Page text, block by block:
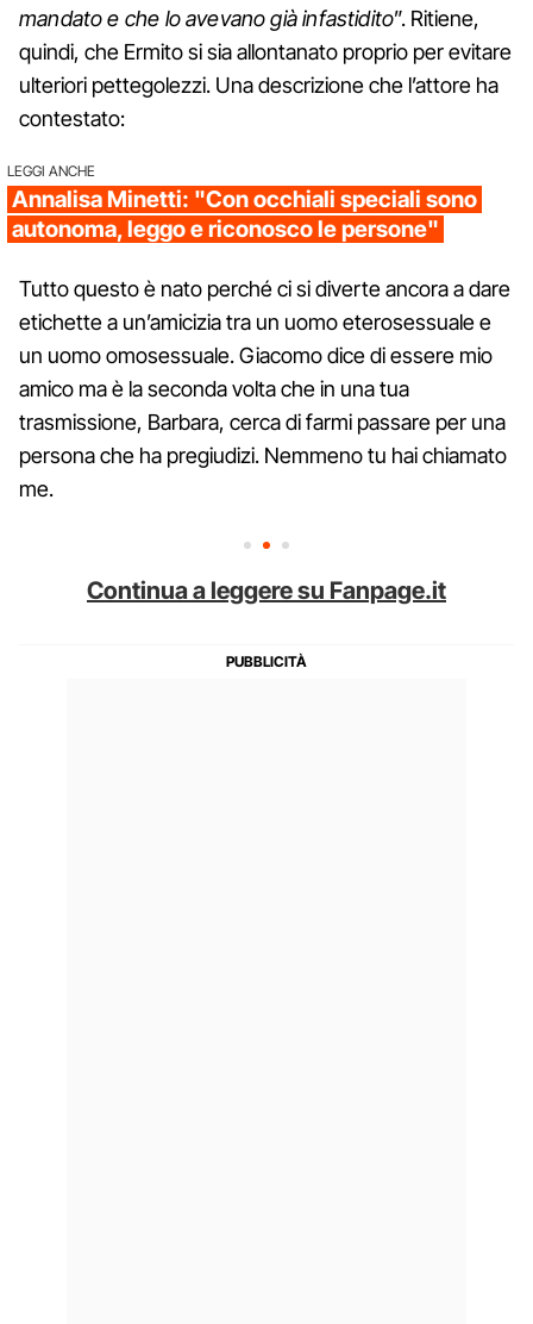
mandato e che lo avevano già infastidito”. Ritiene,
quindi, che Ermito si sia allontanato proprio per evitare
ulteriori pettegolezzi. Una descrizione che l’attore ha
contestato:
LEGGI ANCHE
Annalisa Minetti: "Con occhiali speciali sono
autonoma, leggo e riconosco le persone"
Tutto questo è nato perché ci si diverte ancora a dare
etichette a un’amicizia tra un uomo eterosessuale e
un uomo omosessuale. Giacomo dice di essere mio
amico ma è la seconda volta che in una tua
trasmissione, Barbara, cerca di farmi passare per una
persona che ha pregiudizi. Nemmeno tu hai chiamato
me.
Continua a leggere su Fanpage.it